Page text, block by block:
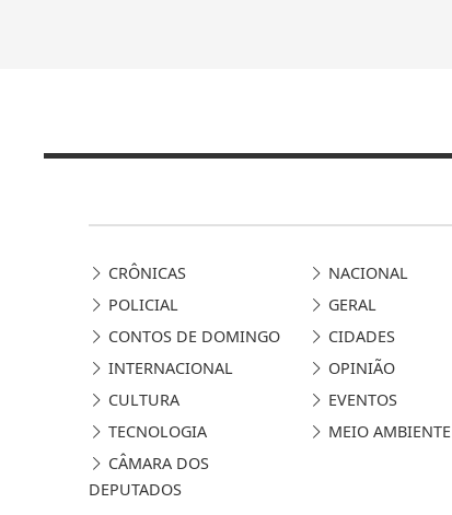
CRÔNICAS NACIONAL
POLICIAL
GERAL
CONTOS DE DOMINGO
CIDADES
INTERNACIONAL
OPINIÃO
CULTURA
EVENTOS
TECNOLOGIA
MEIO AMBIENTE
CÂMARA DOS
DEPUTADOS